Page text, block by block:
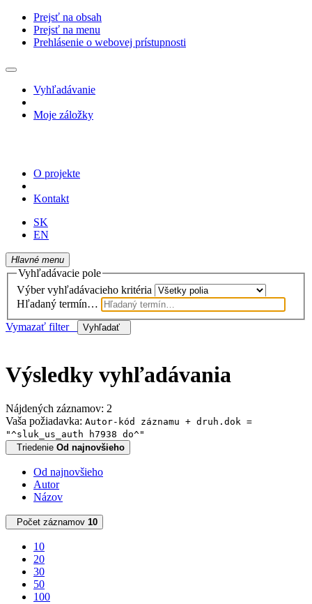
Prejsť na obsah
Prejsť na menu
Prehlásenie o webovej prístupnosti
Vyhľadávanie
Moje záložky
O projekte
Kontakt
SK
EN
Hlavné menu
Vyhľadávacie pole
Výber vyhľadávacieho kritéria
Hľadaný termín…
Vymazať filter
Vyhľadať
Výsledky vyhľadávania
Nájdených záznamov: 2
Vaša požiadavka: Autor-kód záznamu + druh.dok =
"^sluk_us_auth h7938 do^"
Triedenie Od najnovšieho
Od najnovšieho
Autor
Názov
Počet záznamov 10
10
20
30
50
100